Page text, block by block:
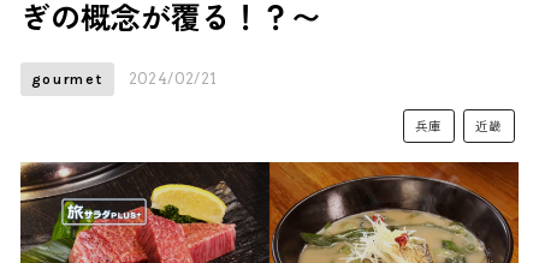
ぎの概念が覆る！？〜
gourmet 2024/02/21
兵庫 近畿